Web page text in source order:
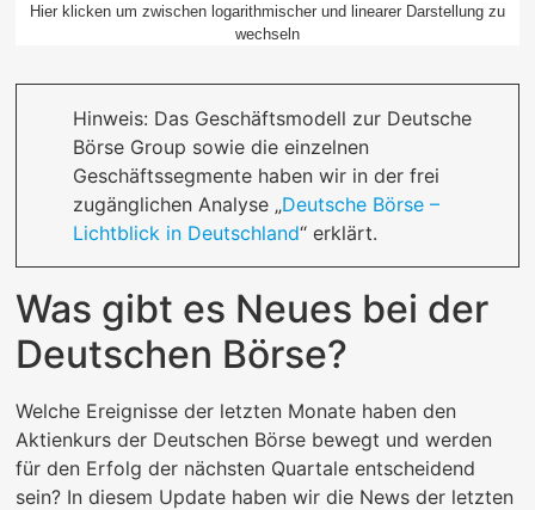
Hier klicken um zwischen logarithmischer und linearer Darstellung zu
wechseln
Hinweis: Das Geschäftsmodell zur Deutsche
Börse Group sowie die einzelnen
Geschäftssegmente haben wir in der frei
zugänglichen Analyse „Deutsche Börse –
Lichtblick in Deutschland“ erklärt.
Was gibt es Neues bei der
Deutschen Börse?
Welche Ereignisse der letzten Monate haben den
Aktienkurs der Deutschen Börse bewegt und werden
für den Erfolg der nächsten Quartale entscheidend
sein? In diesem Update haben wir die News der letzten